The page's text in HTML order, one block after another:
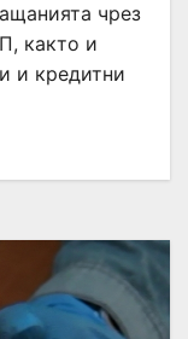
чрез
както и
и кредитни